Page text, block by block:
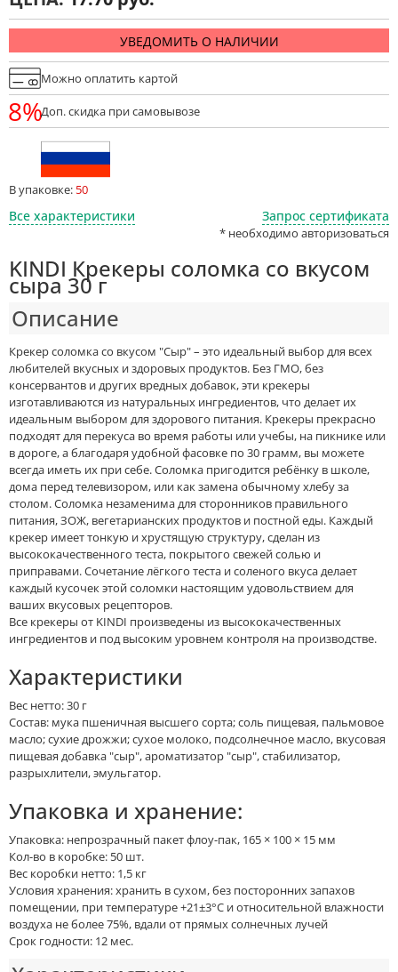
УВЕДОМИТЬ О НАЛИЧИИ
Можно оплатить картой
8%Доп. скидка при самовывозе
В упаковке: 50
Все характеристики Запрос сертификата
* необходимо авторизоваться
KINDI Крекеры соломка со вкусом
сыра 30 г
Описание
Крекер соломка со вкусом "Cыр" – это идеальный выбор для всех
любителей вкусных и здоровых продуктов. Без ГМО, без
консервантов и других вредных добавок, эти крекеры
изготавливаются из натуральных ингредиентов, что делает их
идеальным выбором для здорового питания. Крекеры прекрасно
подходят для перекуса во время работы или учебы, на пикнике или
в дороге, а благодаря удобной фасовке по 30 грамм, вы можете
всегда иметь их при себе. Соломка пригодится ребёнку в школе,
дома перед телевизором, или как замена обычному хлебу за
столом. Соломка незаменима для сторонников правильного
питания, ЗОЖ, вегетарианских продуктов и постной еды. Каждый
крекер имеет тонкую и хрустящую структуру, сделан из
высококачественного теста, покрытого свежей солью и
приправами. Сочетание лёгкого теста и соленого вкуса делает
каждый кусочек этой соломки настоящим удовольствием для
ваших вкусовых рецепторов.
Все крекеры от KINDI произведены из высококачественных
ингредиентов и под высоким уровнем контроля на производстве.
Характеристики
Вес нетто: 30 г
Состав: мука пшеничная высшего сорта; соль пищевая, пальмовое
масло; сухие дрожжи; сухое молоко, подсолнечное масло, вкусовая
пищевая добавка "cыр", ароматизатор "сыр", стабилизатор,
разрыхлители, эмульгатор.
Упаковка и хранение:
Упаковка: непрозрачный пакет флоу-пак, 165 × 100 × 15 мм
Кол-во в коробке: 50 шт.
Вес коробки нетто: 1,5 кг
Условия хранения: хранить в сухом, без посторонних запахов
помещении, при температуре +21±3°С и относительной влажности
воздуха не более 75%, вдали от прямых солнечных лучей
Срок годности: 12 мес.